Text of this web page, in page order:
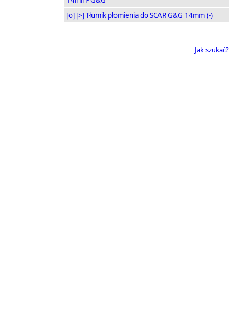
[o] [>]Tłumik płomienia do SCAR G&G 14mm (-)
Jak szukać?